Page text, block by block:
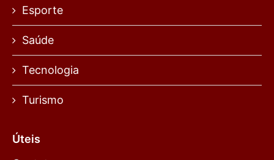
Esporte
Saúde
Tecnologia
Turismo
Úteis